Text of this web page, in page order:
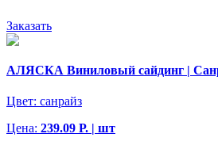
Заказать
АЛЯСКА Виниловый сайдинг |
Цвет: санрайз
Цена: 239.09 Р. | шт